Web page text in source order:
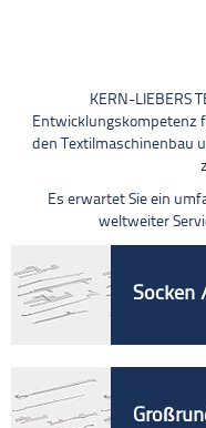
KERN-LIEBERS
Entwicklungskompetenz
den Textilmaschinenbau
Es erwartet Sie ein
weltweiter
Socken